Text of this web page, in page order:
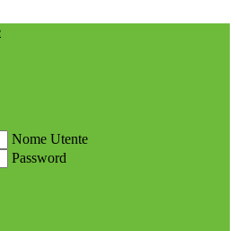
Nome Utente
Password